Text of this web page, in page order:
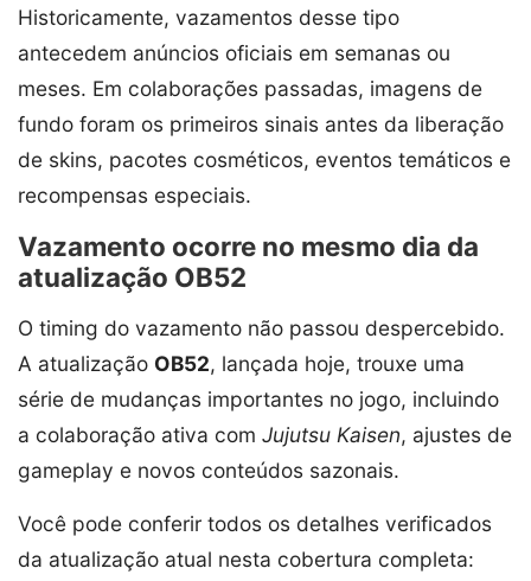
Historicamente, vazamentos desse tipo
antecedem anúncios oficiais em semanas ou
meses. Em colaborações passadas, imagens de
fundo foram os primeiros sinais antes da liberação
de skins, pacotes cosméticos, eventos temáticos e
recompensas especiais.
Vazamento ocorre no mesmo dia da
atualização OB52
O timing do vazamento não passou despercebido.
A atualização OB52, lançada hoje, trouxe uma
série de mudanças importantes no jogo, incluindo
a colaboração ativa com Jujutsu Kaisen, ajustes de
gameplay e novos conteúdos sazonais.
Você pode conferir todos os detalhes verificados
da atualização atual nesta cobertura completa: